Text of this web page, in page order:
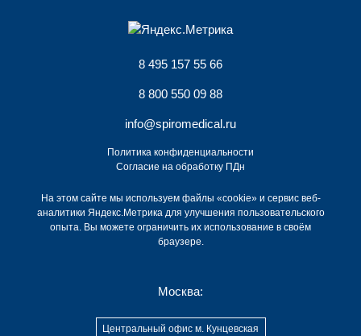
Москва:
Центральный офис м. Кунцевская
8 495 157 55 66
8 800 550 09 88
info@spiromedical.ru
Политика конфиденциальности
Согласие на обработку ПДн
На этом сайте мы используем файлы «cookie» и сервис веб-
аналитики Яндекс.Метрика для улучшения пользовательского
опыта. Вы можете ограничить их использование в своём
браузере.